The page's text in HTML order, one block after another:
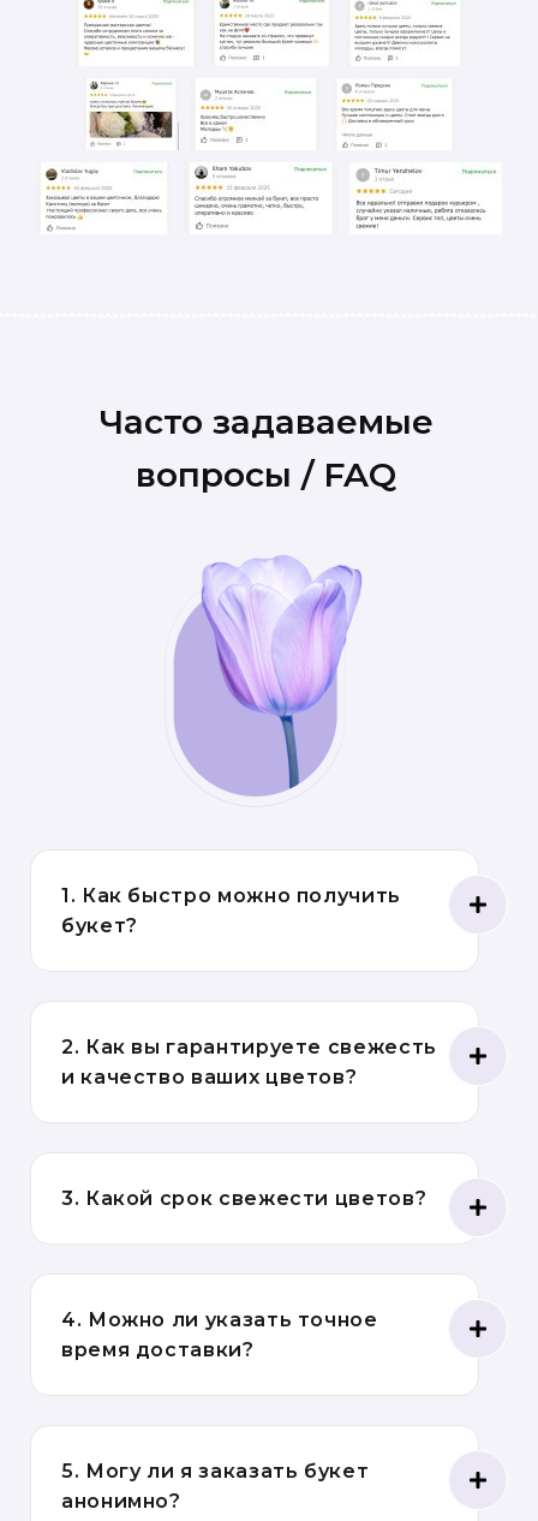
Часто задаваемые
вопросы / FAQ
1. Как быстро можно получить
букет?
2. Как вы гарантируете свежесть
и качество ваших цветов?
3. Какой срок свежести цветов?
4. Можно ли указать точное
время доставки?
5. Могу ли я заказать букет
анонимно?